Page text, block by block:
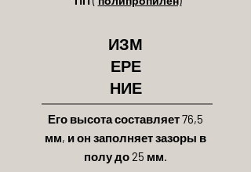
ИЗМ
ЕРЕ
НИЕ
Его высота составляет 76,5
мм, и он заполняет зазоры в
полу до 25 мм.